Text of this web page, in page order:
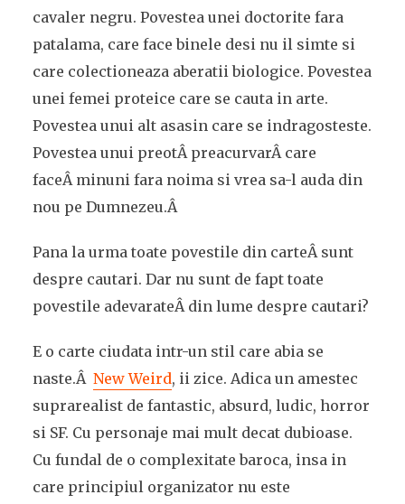
cavaler negru. Povestea unei doctorite fara
patalama, care face binele desi nu il simte si
care colectioneaza aberatii biologice. Povestea
unei femei proteice care se cauta in arte.
Povestea unui alt asasin care se indragosteste.
Povestea unui preotÂ preacurvarÂ care
faceÂ minuni fara noima si vrea sa-l auda din
nou pe Dumnezeu.Â
Pana la urma toate povestile din carteÂ sunt
despre cautari. Dar nu sunt de fapt toate
povestile adevarateÂ din lume despre cautari?
E o carte ciudata intr-un stil care abia se
naste.Â New Weird, ii zice. Adica un amestec
suprarealist de fantastic, absurd, ludic, horror
si SF. Cu personaje mai mult decat dubioase.
Cu fundal de o complexitate baroca, insa in
care principiul organizator nu este